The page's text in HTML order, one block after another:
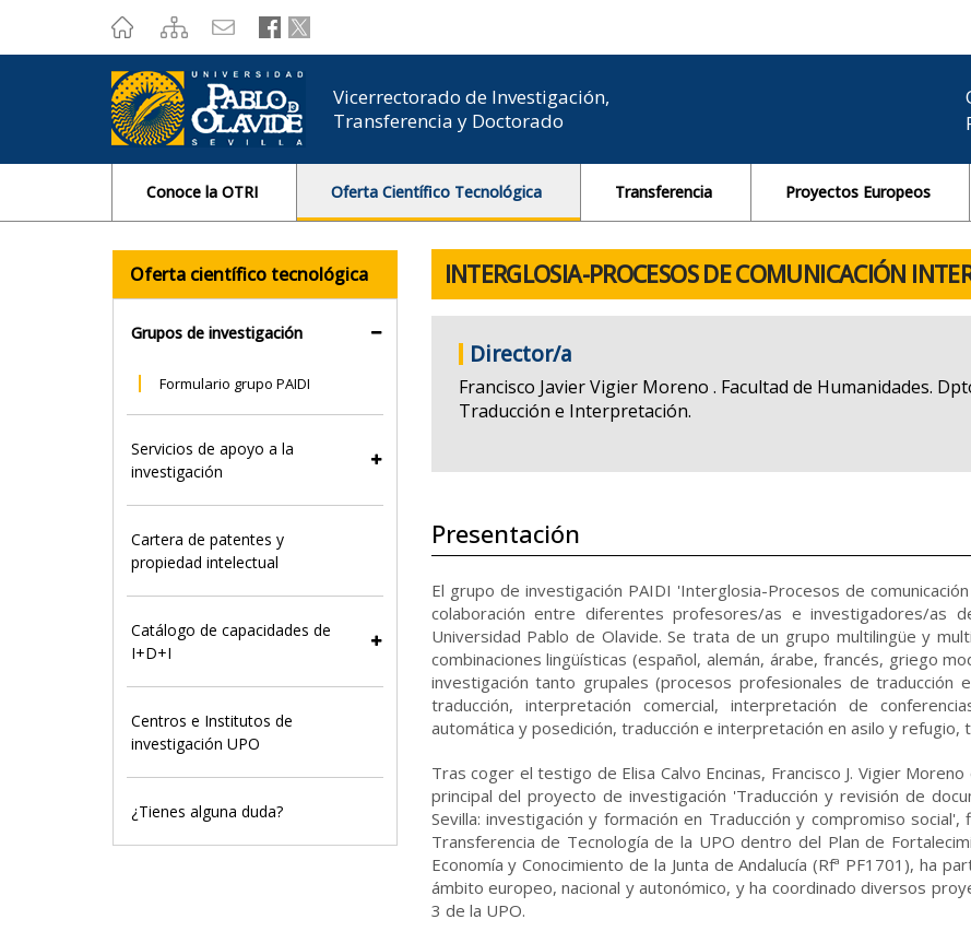
label.access.jump.content???
label.access.jump.footer???
label.access.jump.menu???
Vicerrectorado de Investigación,
Transferencia y Doctorado
Conoce la OTRI Oferta Científico Tecnológica Transferencia Proyectos Europeos
Oferta científico tecnológica
Grupos de investigación
Formulario grupo PAIDI
Servicios de apoyo a la
investigación
Cartera de patentes y
propiedad intelectual
Catálogo de capacidades de
I+D+I
Centros e Institutos de
investigación UPO
¿Tienes alguna duda?
INTERGLOSIA-PROCESOS DE COMUNICACIÓN
Director/a
Francisco Javier Vigier Moreno . Facultad de Humanidades.
Traducción e Interpretación.
Presentación
El grupo de investigación PAIDI 'Interglosia-Procesos de
colaboración entre diferentes profesores/as e investigadores/as
Universidad Pablo de Olavide. Se trata de un grupo multilingüe y
combinaciones lingüísticas (español, alemán, árabe, francés, griego
investigación tanto grupales (procesos profesionales de traducción
traducción, interpretación comercial, interpretación de
automática y posedición, traducción e interpretación en asilo y refugio,
Tras coger el testigo de Elisa Calvo Encinas, Francisco J. Vigier
principal del proyecto de investigación 'Traducción y revisión de
Sevilla: investigación y formación en Traducción y compromiso
Transferencia de Tecnología de la UPO dentro del Plan de
Economía y Conocimiento de la Junta de Andalucía (Rfª PF1701), ha
ámbito europeo, nacional y autonómico, y ha coordinado diversos
3 de la UPO.